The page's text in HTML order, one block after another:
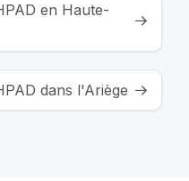
en Haute-
dans l'Ariège